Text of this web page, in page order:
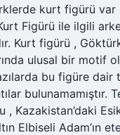
kurt figürü var
Figürü ile ilgili
Kurt figürü ,
ulusal bir motif
bu figüre dair
bulunamamıştır.
Kazakistan’daki Esik
Elbiseli Adam’ın